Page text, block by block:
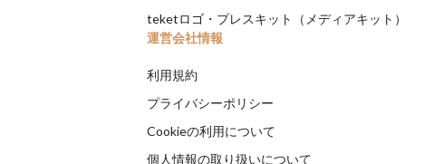
teketロゴ・プレスキット（メディアキット）
運営会社情報
利用規約
プライバシーポリシー
Cookieの利用について
個人情報の取り扱いについて